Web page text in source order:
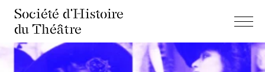
Société d'Histoire
du Théâtre